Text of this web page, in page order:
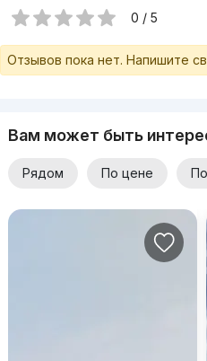
0 / 5
Отзывов пока нет. Напишите
Вам может быть
Рядом По цене